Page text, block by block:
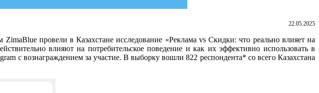
22.05.2025
провели в Казахстане исследование «Реклама vs Скидки: что реально влияет на
влияют на потребительское поведение и как их эффективно использовать в
с вознаграждением за участие. В выборку вошли 822 респондента* со всего Казахстана